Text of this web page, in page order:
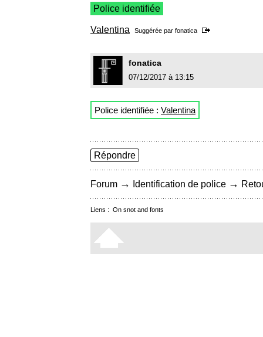
Police identifiée
Valentina Suggérée par fonatica
fonatica
07/12/2017 à 13:15
Police identifiée : Valentina
Répondre
Forum → Identification de police →
Liens : On snot and fonts